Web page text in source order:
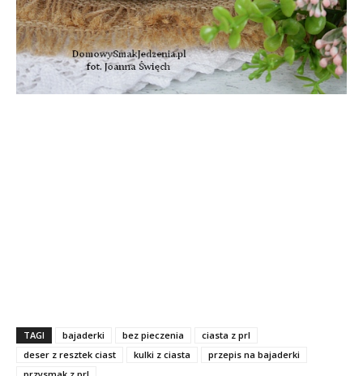
TAGI bajaderki bez pieczenia
ciasta z prl
deser z resztek ciast
kulki z ciasta
przepis na bajaderki